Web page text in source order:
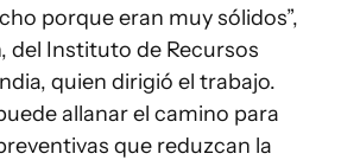
porque eran muy sólidos”,
del Instituto de Recursos
quien dirigió el trabajo.
allanar el camino para
que reduzcan la